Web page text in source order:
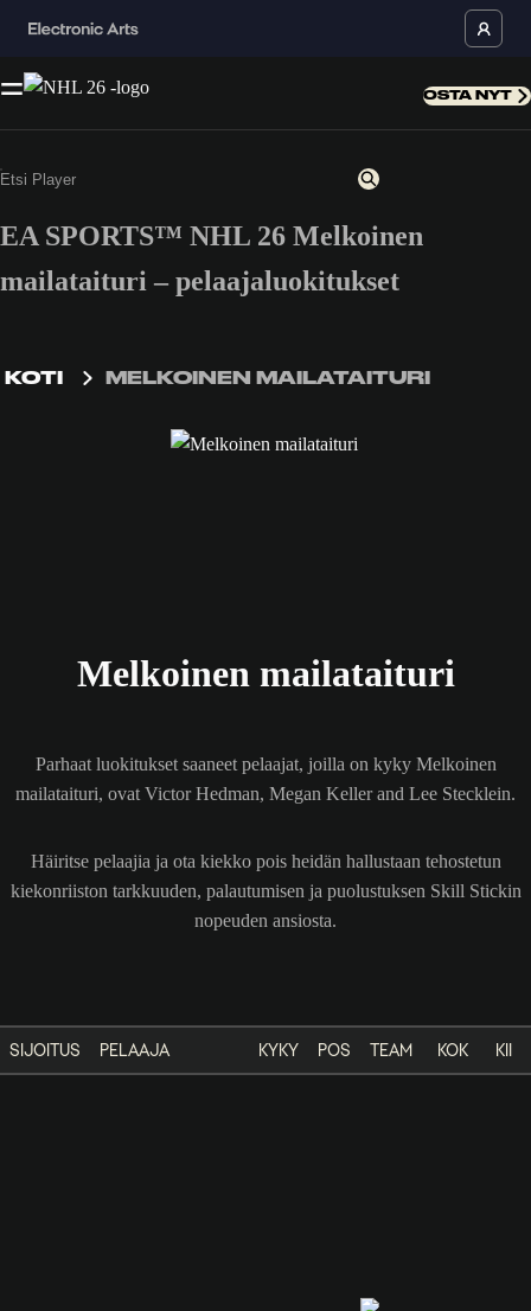
OSTA NYT
EA SPORTS™ NHL 26 Melkoinen
mailataituri – pelaajaluokitukset
KOTI MELKOINEN MAILATAITURI
Melkoinen mailataituri
Parhaat luokitukset saaneet pelaajat, joilla on kyky Melkoinen
mailataituri, ovat Victor Hedman, Megan Keller and Lee Stecklein.
Häiritse pelaajia ja ota kiekko pois heidän hallustaan tehostetun
kiekonriiston tarkkuuden, palautumisen ja puolustuksen Skill Stickin
nopeuden ansiosta.
SIJOITUS PELAAJA KYKY POS TEAM KOK KII